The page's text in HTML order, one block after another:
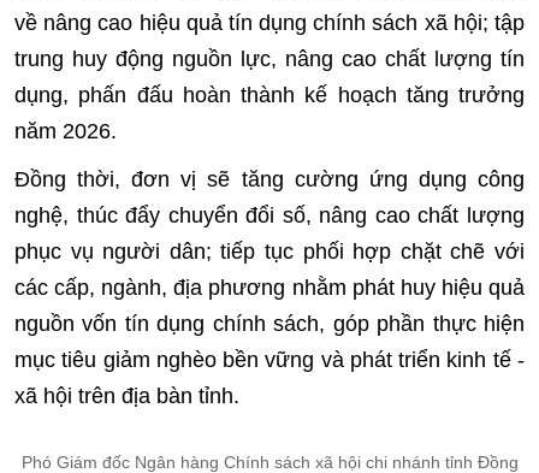
về nâng cao hiệu quả tín dụng chính sách xã hội; tập
trung huy động nguồn lực, nâng cao chất lượng tín
dụng, phấn đấu hoàn thành kế hoạch tăng trưởng
năm 2026.
Đồng thời, đơn vị sẽ tăng cường ứng dụng công
nghệ, thúc đẩy chuyển đổi số, nâng cao chất lượng
phục vụ người dân; tiếp tục phối hợp chặt chẽ với
các cấp, ngành, địa phương nhằm phát huy hiệu quả
nguồn vốn tín dụng chính sách, góp phần thực hiện
mục tiêu giảm nghèo bền vững và phát triển kinh tế -
xã hội trên địa bàn tỉnh.
Phó Giám đốc Ngân hàng Chính sách xã hội chi nhánh tỉnh Đồng